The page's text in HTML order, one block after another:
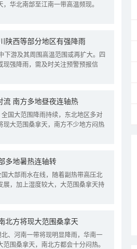
华北南部至江南一带高温频现。
陕西等部分地区有强降雨
下游及其周围高温范围或再扩大。四
现强降雨，需及时关注预警预报信
流 南方多地昼夜连轴热
国大范围降雨持续，东北地区多对
现大范围桑拿天，南方不少地方闷热
多地暑热连轴转
大部雨水在线，随着副热带高压北
展，加上湿度较大，大范围桑拿天持
北方将现大范围桑拿天
、河南一带将现明显降雨，华南一
围桑拿天，南北方都会十分闷热。